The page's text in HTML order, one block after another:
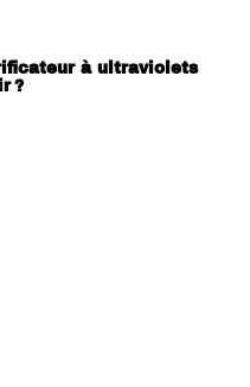
à ultraviolets
?